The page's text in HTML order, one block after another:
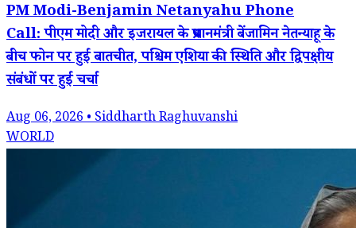
PM Modi-Benjamin Netanyahu Phone
Call: पीएम मोदी और इजरायल के प्रधानमंत्री बेंजामिन नेतन्याहू के
बीच फोन पर हुई बातचीत, पश्चिम एशिया की स्थिति और द्विपक्षीय
संबंधों पर हुई चर्चा
Aug 06, 2026 • Siddharth Raghuvanshi
WORLD